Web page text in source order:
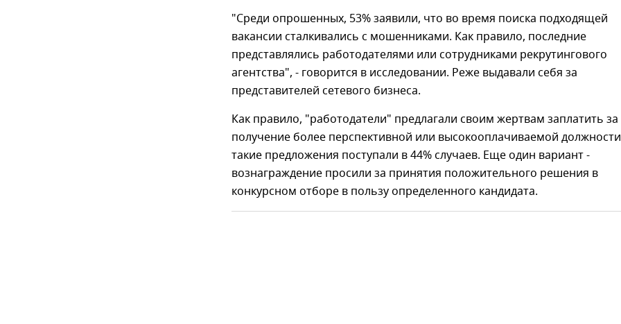
"Среди опрошенных, 53% заявили, что во время поиска подходящей
вакансии сталкивались с мошенниками. Как правило, последние
представлялись работодателями или сотрудниками рекрутингового
агентства", - говорится в исследовании. Реже выдавали себя за
представителей сетевого бизнеса.
Как правило, "работодатели" предлагали своим жертвам заплатить за
получение более перспективной или высокооплачиваемой
такие предложения поступали в 44% случаев. Еще один вариант -
вознаграждение просили за принятия положительного решения в
конкурсном отборе в пользу определенного кандидата.